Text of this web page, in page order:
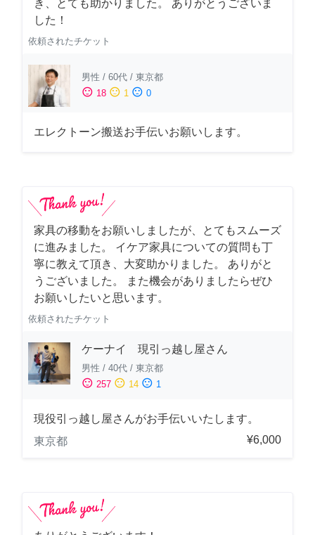
き、とても助かりました。 ありがとうございま
した！
依頼されたチケット
男性 / 60代 / 東京都
sentiment_satisfied 18 sentiment_neutral 1 sentiment_dissatisfied 0
エレクトーン搬送お手伝いお願いします。
家具の移動をお願いしましたが、とてもスムーズ
に進みました。 イケア家具についての質問も丁
寧に教えて頂き、大変助かりました。 ありがと
うございました。 また機会がありましたらぜひ
お願いしたいと思います。
依頼されたチケット
ケーナイ 現引っ越し屋さん
男性 / 40代 / 東京都
sentiment_satisfied 257 sentiment_neutral 14 sentiment_dissatisfied 1
現役引っ越し屋さんがお手伝いいたします。
東京都
¥6,000